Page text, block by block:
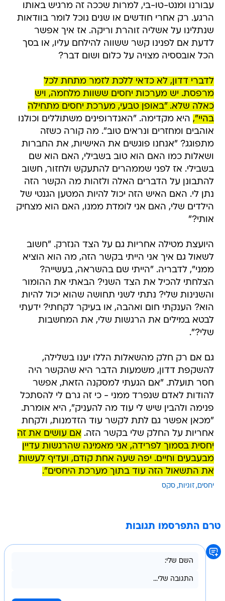
עבורנו ומנט-טו-בי, למרות שככה זה מרגיש באותו
הרגע. רק אחרי חודשים או שנים נוכל לומר בוודאות
שנתלינו על אשליה זוהרת וריקה. אז איך אפשר
לדעת אם לפנינו קשר ששווה להילחם עליו, או בסך
הכל אובססיה מצויה על כלום ושום דבר?
לדברי דדון, לא כדאי ללכת לזמר מתחת לכל
מרפסת. יש מערכות יחסים ששוות מלחמה, ויש
כאלה שלא. "באופן טבעי, מערכת יחסים מתחילה
בהיי", היא מקדימה. "האנדרופינים משתוללים וכולנו
אוהבים ומחזרים ונראים טוב". מה קורה כשזה
מתפוגג? "אנחנו פוגשים את האישיות, את החברות
ושאלות כמו האם הוא טוב בשבילי, האם הוא שם
בשבילי. אז לפני שממהרים להתעקש ולחזור, חשוב
להתבונן על הדברים האלה ולזהות מה הקשר הזה
נתן לי. האם האיש הזה יכול להיות המטען הגנטי של
הילדים שלי, האם אני לומדת ממנו, האם הוא מצחיק
אותי?"
היועצת מטילה אחריות גם על הצד הנזרק. "חשוב
לשאול גם איך אני הייתי בקשר הזה, מה הוא הוציא
ממני", לדבריה. "הייתי שם בהשראה, בעשייה?
הצלחתי להכיל את הצד השני? הבאתי את ההומור
והשנינות שלי? נתתי לשני תחושה שהוא יכול להיות
הוא? הענקתי חום ואהבה, או בעיקר לקחתי? ידעתי
לבטא במילים את הרגשות שלי, את המחשבות
שלי?".
גם אם רק חלק מהשאלות הללו יענו בשלילה,
להשקפת דדון, משמעות הדבר היא שהקשר היה
חסר תועלת. "אם הגעתי למסקנה הזאת, אפשר
להודות לאדם שנפרד ממני - כי זה גרם לי להסתכל
פנימה ולהבין שיש לי עוד מה להעניק", היא אומרת.
"מכאן אפשר גם לתת לקשר עוד הזדמנות, ולקחת
אחריות על החלק שלי בקשר הזה. אם עושים את זה
יחסית בסמוך לפרידה, אני מאמינה שהרגשות עדיין
מבעבעים וחיים. יפה שעה אחת קודם, ועדיף לעשות
את התשאול הזה עוד בתוך מערכת היחסים".
יחסים זוגיות סקס
טרם התפרסמו תגובות